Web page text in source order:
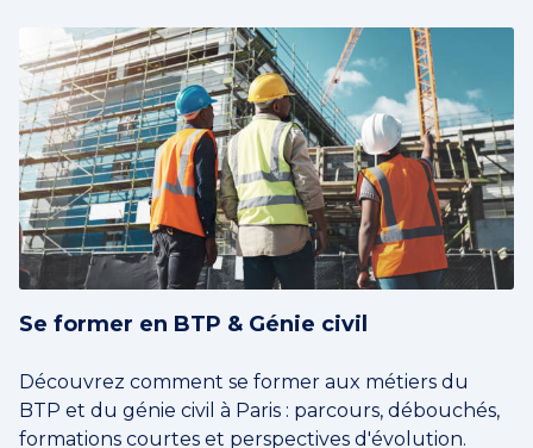
Se former en BTP & Génie civil
Découvrez comment se former aux métiers du
BTP et du génie civil à Paris : parcours, débouchés,
formations courtes et perspectives d'évolution.